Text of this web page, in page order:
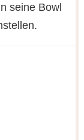
seine Bowl